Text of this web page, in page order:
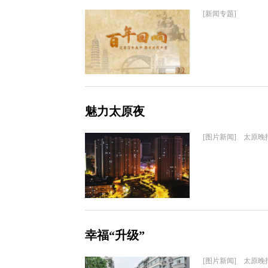
[新闻专题]
魅力太原夜
[图片新闻] 太原晚
幸福“升级”
[图片新闻] 太原晚